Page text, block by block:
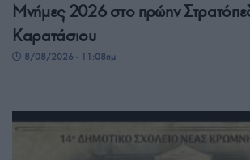
Μνήμες 2026 στο πρώην
Καρατάσιου
8/08/2026 - 11:08πμ